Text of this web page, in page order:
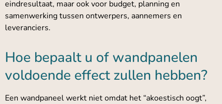
eindresultaat, maar ook voor budget, planning en
samenwerking tussen ontwerpers, aannemers en
leveranciers.
Hoe bepaalt u of wandpanelen
voldoende effect zullen hebben?
Een wandpaneel werkt niet omdat het “akoestisch oogt”,